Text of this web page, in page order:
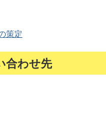
策定
合わせ先